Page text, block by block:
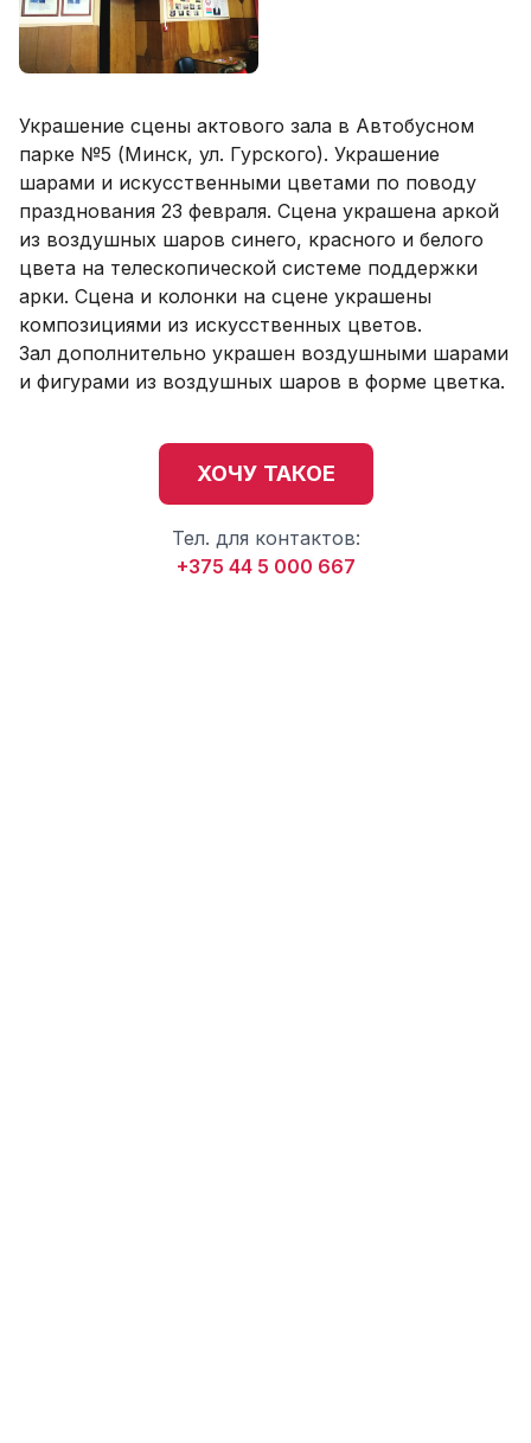
Украшение сцены актового зала в Автобусном
парке №5 (Минск, ул. Гурского). Украшение
шарами и искусственными цветами по поводу
празднования 23 февраля. Сцена украшена аркой
из воздушных шаров синего, красного и белого
цвета на телескопической системе поддержки
арки. Сцена и колонки на сцене украшены
композициями из искусственных цветов.
Зал дополнительно украшен воздушными шарами
и фигурами из воздушных шаров в форме цветка.
ХОЧУ ТАКОЕ
Тел. для контактов:
+375 44 5 000 667